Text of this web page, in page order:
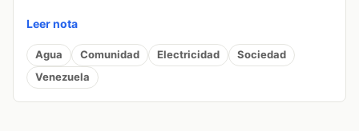
Leer nota
Agua Comunidad Electricidad
Sociedad
Venezuela